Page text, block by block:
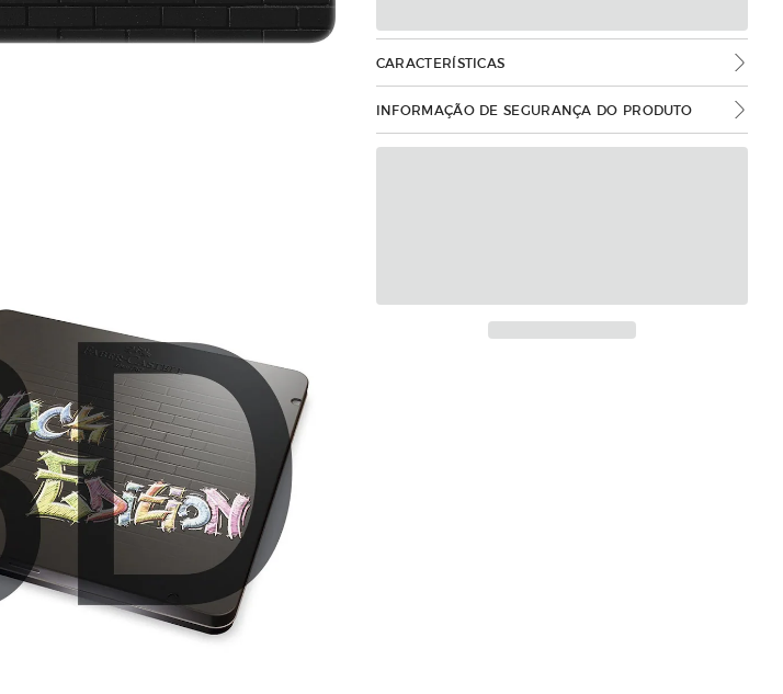
CARACTERÍSTICAS
INFORMAÇÃO DE SEGURANÇA DO PRODUTO